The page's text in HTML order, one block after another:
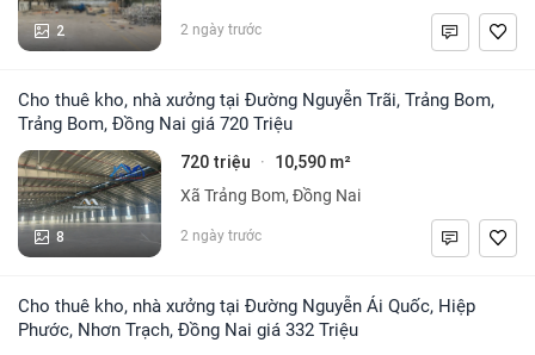
2 2 ngày trước
Cho thuê kho, nhà xưởng tại Đường Nguyễn Trãi, Trảng Bom,
Trảng Bom, Đồng Nai giá 720 Triệu
8
720 triệu · 10,590 m²
Xã Trảng Bom, Đồng Nai
2 ngày trước
Cho thuê kho, nhà xưởng tại Đường Nguyễn Ái Quốc, Hiệp
Phước, Nhơn Trạch, Đồng Nai giá 332 Triệu